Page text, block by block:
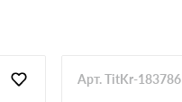
Арт. TitKr-183786